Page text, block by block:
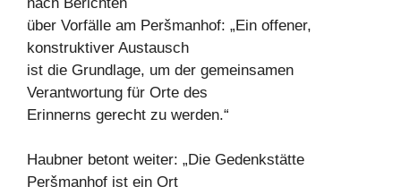
über Vorfälle am Peršmanhof: „Ein offener,
konstruktiver Austausch
ist die Grundlage, um der gemeinsamen
Verantwortung für Orte des
Erinnerns gerecht zu werden.“
Haubner betont weiter: „Die Gedenkstätte
Peršmanhof ist ein Ort